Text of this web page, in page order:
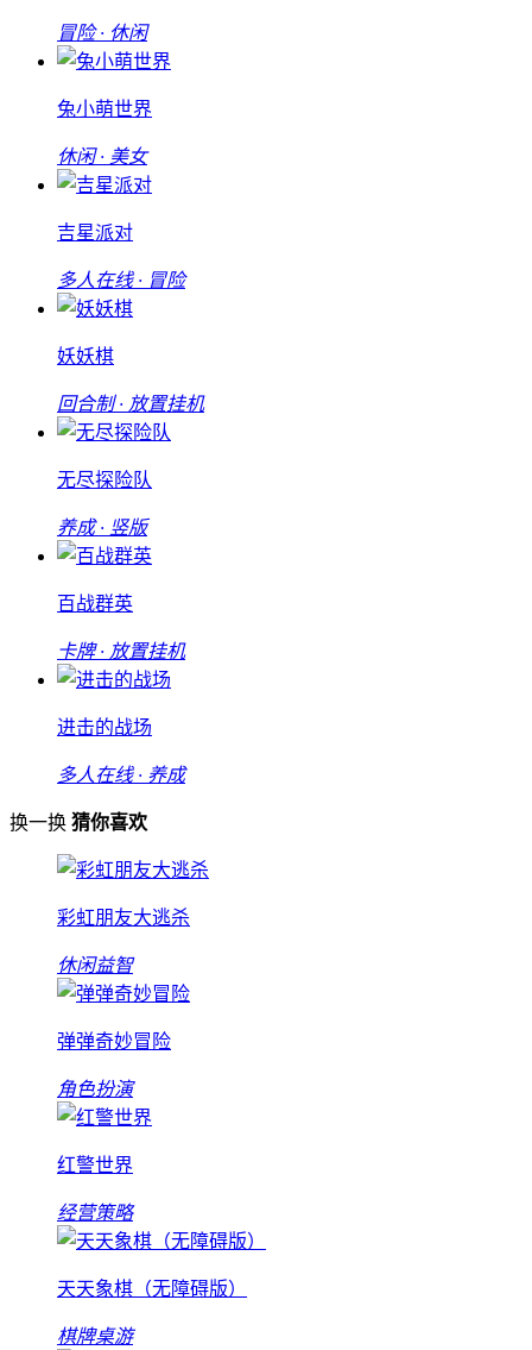
冒险 · 休闲
兔小萌世界
休闲 · 美女
吉星派对
多人在线 · 冒险
妖妖棋
回合制 · 放置挂机
无尽探险队
养成 · 竖版
百战群英
卡牌 · 放置挂机
进击的战场
多人在线 · 养成
换一换 猜你喜欢
彩虹朋友大逃杀
休闲益智
弹弹奇妙冒险
角色扮演
红警世界
经营策略
天天象棋（无障碍版）
棋牌桌游